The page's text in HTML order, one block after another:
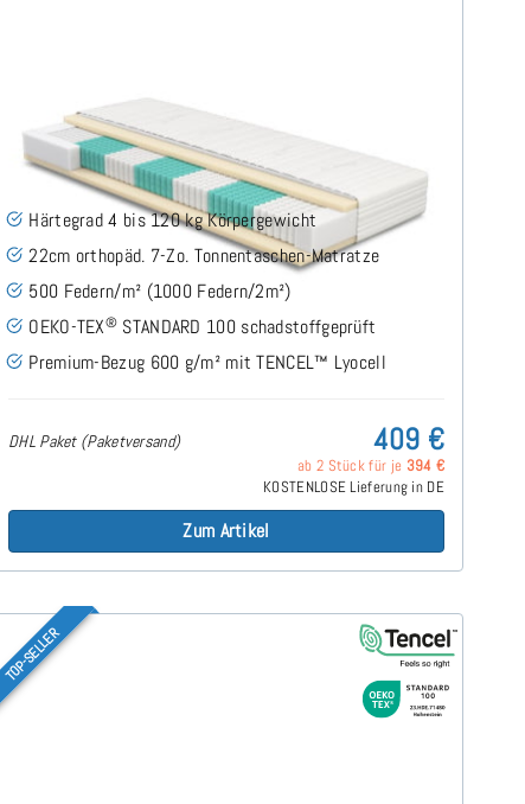
SERA H4 (TENCEL™ Lyocell) TTFK-Matratze 120x200
cm
Härtegrad 4 bis 120 kg Körpergewicht
22cm orthopäd. 7-Zo. Tonnentaschen-Matratze
500 Federn/m² (1000 Federn/2m²)
OEKO-TEX® STANDARD 100 schadstoffgeprüft
Premium-Bezug 600 g/m² mit TENCEL™ Lyocell
DHL Paket (Paketversand) 409 €
ab 2 Stück für je 394 €
KOSTENLOSE Lieferung in DE
Zum Artikel
TOP-SELLER